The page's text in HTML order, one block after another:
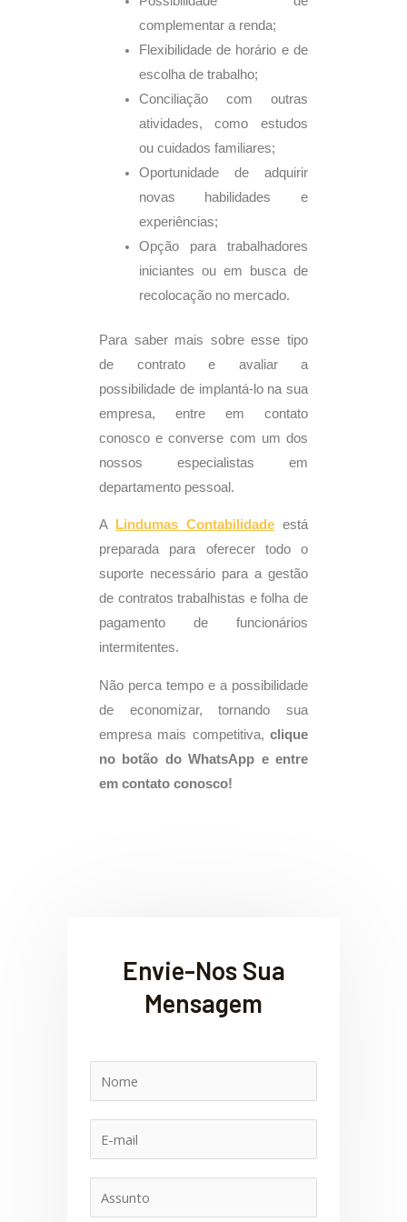
complementar a renda;
Flexibilidade de horário e de
escolha de trabalho;
Conciliação com outras
atividades, como estudos
ou cuidados familiares;
Oportunidade de adquirir
novas habilidades e
experiências;
Opção para trabalhadores
iniciantes ou em busca de
recolocação no mercado.
Para saber mais sobre esse tipo
de contrato e avaliar a
possibilidade de implantá-lo na sua
empresa, entre em contato
conosco e converse com um dos
nossos especialistas em
departamento pessoal.
A Lindumas Contabilidade está
preparada para oferecer todo o
suporte necessário para a gestão
de contratos trabalhistas e folha de
pagamento de funcionários
intermitentes.
Não perca tempo e a possibilidade
de economizar, tornando sua
empresa mais competitiva, clique
no botão do WhatsApp e entre
em contato conosco!
Envie-Nos Sua
Mensagem
o
m
-
m
s